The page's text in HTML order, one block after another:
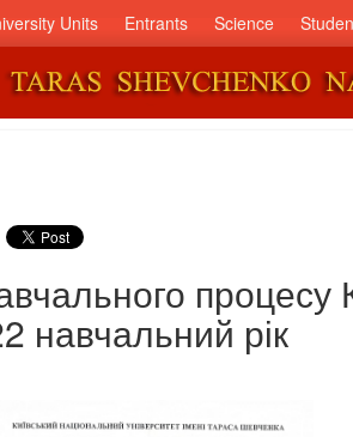
Units Entrants Science
навчальний рік